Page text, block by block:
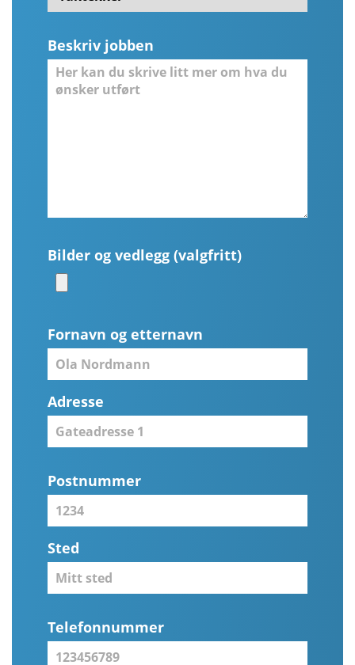
Beskriv jobben
Bilder og vedlegg (valgfritt)
Fornavn og etternavn
Adresse
Postnummer
Sted
Telefonnummer